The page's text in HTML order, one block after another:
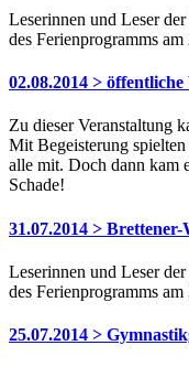
Leserinnen und Leser
des Ferienprogramms
02.08.2014 >
Zu dieser Veranstaltung
Mit Begeisterung
alle mit. Doch dann kam
Schade!
31.07.2014 >
Leserinnen und Leser
des Ferienprogramms
25.07.2014 >